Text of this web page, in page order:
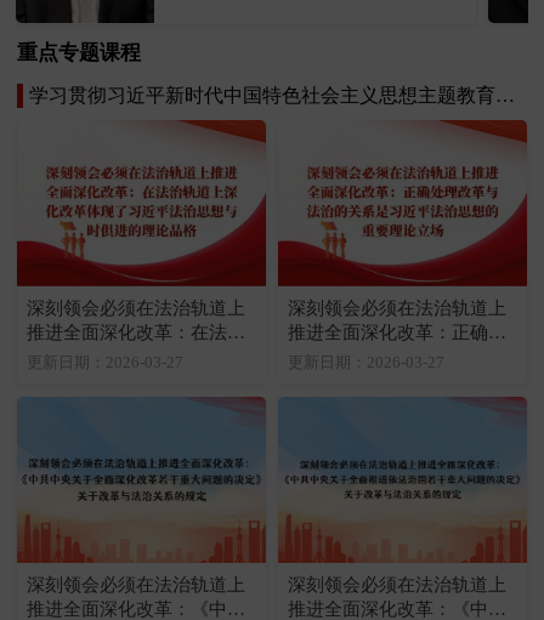
重点专题课程
学习贯彻习近平新时代中国特色社会主义思想主题教育专题课程
深刻领会必须在法治轨道上
推进全面深化改革：在法治
轨道上深化改革体现了习近
更新日期：2026-03-27
深刻领会必须在法治轨道上
推进全面深化改革：正确处
理改革与法治的关系是习近
更新日期：2026-03-27
深刻领会必须在法治轨道上
推进全面深化改革：《中共
深刻领会必须在法治轨道上
推进全面深化改革：《中共